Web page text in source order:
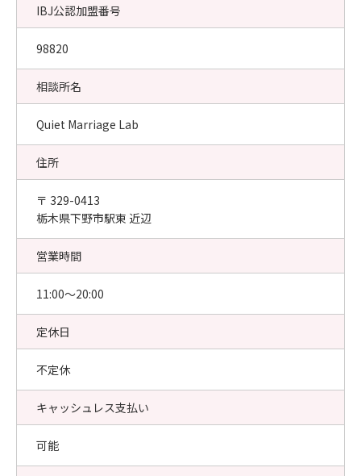
IBJ公認加盟番号
98820
相談所名
Quiet Marriage Lab
住所
〒 329-0413
栃木県下野市駅東 近辺
営業時間
11:00〜20:00
定休日
不定休
キャッシュレス支払い
可能